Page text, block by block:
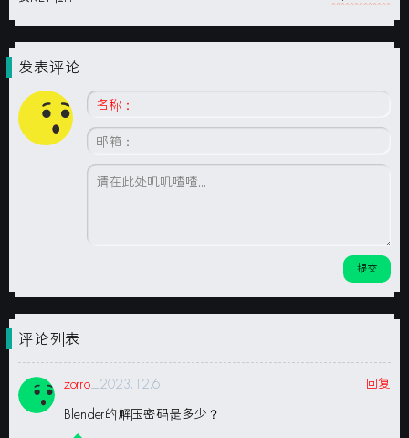
发表评论
评论列表
zorro_2023.12.6
回复
Blender的解压密码是多少？